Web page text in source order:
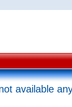
available